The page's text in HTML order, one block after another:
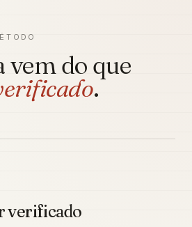
vem do que
.
verificado